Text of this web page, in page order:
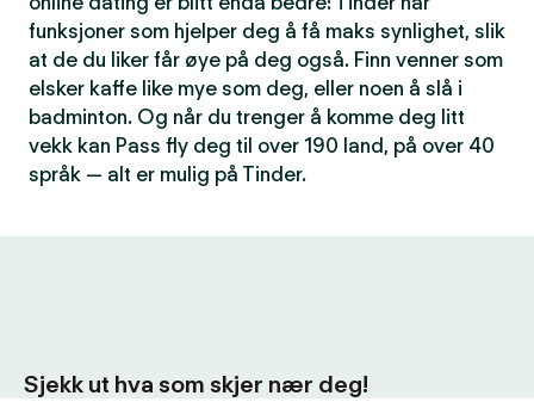
funksjoner som hjelper deg å få maks synlighet, slik
at de du liker får øye på deg også. Finn venner som
elsker kaffe like mye som deg, eller noen å slå i
badminton. Og når du trenger å komme deg litt
vekk kan Pass fly deg til over 190 land, på over 40
språk — alt er mulig på Tinder.
Sjekk ut hva som skjer nær deg!